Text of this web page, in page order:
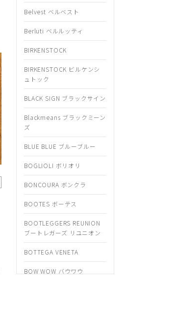
Belvest ベルベスト
Berluti ベルルッティ
BIRKENSTOCK
BIRKENSTOCK ビルケンシ
ュトック
BLACK SIGN ブラックサイン
Blackmeans ブラックミーン
ズ
BLUE BLUE ブルーブルー
BOGLIOLI ボリオリ
BONCOURA ボンクラ
BOOTES ボーテス
BOOTLEGGERS REUNION
ブートレガーズ リユニオン
BOTTEGA VENETA
BOW WOW バウワウ